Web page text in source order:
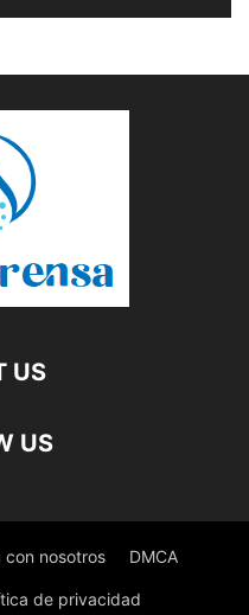
US
US
con nosotros DMCA
de privacidad